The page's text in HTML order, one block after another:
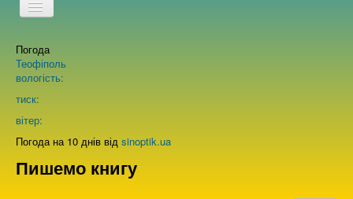
TPL_PROTOSTAR_TOGGLE_MENU
Про нас
Погода
Теофіполь
вологість:
тиск:
вітер:
Погода на 10 днів від sinoptik.ua
Пишемо книгу